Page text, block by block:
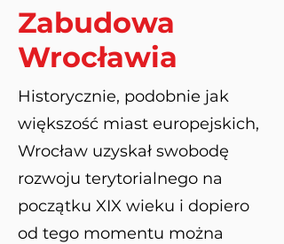
Zabudowa
Wrocławia
Historycznie, podobnie jak
większość miast europejskich,
Wrocław uzyskał swobodę
rozwoju terytorialnego na
początku XIX wieku i dopiero
od tego momentu można